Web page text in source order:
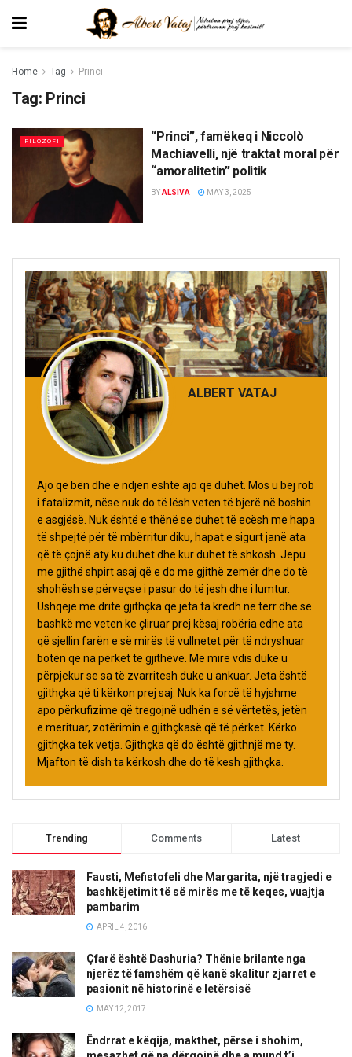
Home Tag Princi
Tag: Princi
FILOZOFI
“Princi”, famëkeq i Niccolò
Machiavelli, një traktat moral për
“amoralitetin” politik
BYALSIVA MAY 3, 2025
ALBERT VATAJ
Ajo që bën dhe e ndjen është ajo që duhet. Mos u bëj rob
i fatalizmit, nëse nuk do të lësh veten të bjerë në boshin
e asgjësë. Nuk është e thënë se duhet të ecësh me hapa
të shpejtë për të mbërritur diku, hapat e sigurt janë ata
që të çojnë aty ku duhet dhe kur duhet të shkosh. Jepu
me gjithë shpirt asaj që e do me gjithë zemër dhe do të
shohësh se përveçse i pasur do të jesh dhe i lumtur.
Ushqeje me dritë gjithçka që jeta ta kredh në terr dhe se
bashkë me veten ke çliruar prej kësaj robëria edhe ata
që sjellin farën e së mirës të vullnetet për të ndryshuar
botën që na përket të gjithëve. Më mirë vdis duke u
përpjekur se sa të zvarritesh duke u ankuar. Jeta është
gjithçka që ti kërkon prej saj. Nuk ka forcë të hyjshme
apo përkufizime që tregojnë udhën e së vërtetës, jetën
e merituar, zotërimin e gjithçkasë që të përket. Kërko
gjithçka tek vetja. Gjithçka që do është gjithnjë me ty.
Mjafton të dish ta kërkosh dhe do të kesh gjithçka.
Trending Comments Latest
Fausti, Mefistofeli dhe Margarita, një tragjedi e
bashkëjetimit të së mirës me të keqes, vuajtja
pambarim
APRIL 4, 2016
Çfarë është Dashuria? Thënie brilante nga
njerëz të famshëm që kanë skalitur zjarret e
pasionit në historinë e letërsisë
MAY 12, 2017
Ëndrrat e këqija, makthet, përse i shohim,